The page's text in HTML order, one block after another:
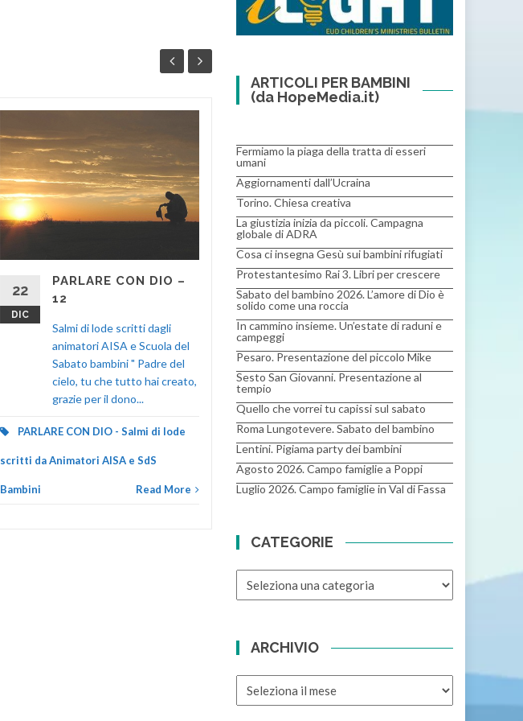
22
DIC
PARLARE CON DIO –
12
Salmi di lode scritti dagli
animatori AISA e Scuola del
Sabato bambini " Padre del
cielo, tu che tutto hai creato,
grazie per il dono...
PARLARE CON DIO - Salmi di lode
scritti da Animatori AISA e SdS
Bambini Read More
DIC
11
Salmi di lode scritti dagli
animatori AISA e Scuola del
Sabato bambini " Signore e
Padre, a te va la gloria per
tutto il creato. Tu,...
PARLARE CON DIO - Salmi di lode
scritti da Animatori AISA e SdS
Bambini
ARTICOLI PER BAMBINI
(da HopeMedia.it)
Fermiamo la piaga della tratta di esseri
umani
Aggiornamenti dall’Ucraina
Torino. Chiesa creativa
La giustizia inizia da piccoli. Campagna
globale di ADRA
Cosa ci insegna Gesù sui bambini rifugiati
Protestantesimo Rai 3. Libri per crescere
Sabato del bambino 2026. L’amore di Dio è
solido come una roccia
In cammino insieme. Un’estate di raduni e
campeggi
Pesaro. Presentazione del piccolo Mike
Sesto San Giovanni. Presentazione al
tempio
Quello che vorrei tu capissi sul sabato
Roma Lungotevere. Sabato del bambino
Lentini. Pigiama party dei bambini
Agosto 2026. Campo famiglie a Poppi
Luglio 2026. Campo famiglie in Val di Fassa
CATEGORIE
CATEGORIE
ARCHIVIO
ARCHIVIO